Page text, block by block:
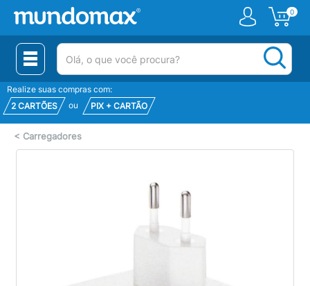
0
(pesquisar)
Realize suas compras com:
2 CARTÕES
ou PIX + CARTÃO
< Carregadores